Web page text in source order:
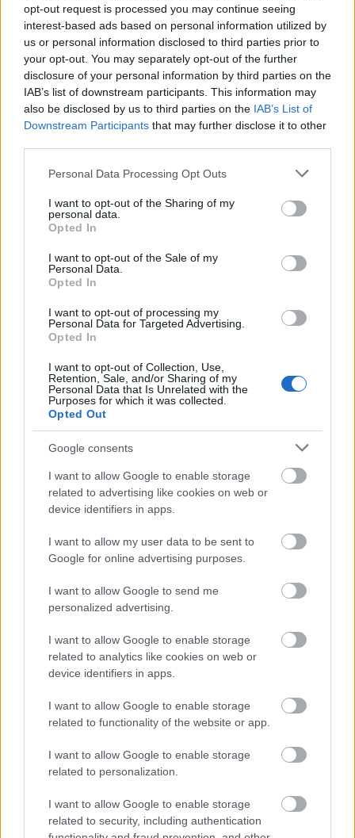
opt-out request is processed you may continue seeing
interest-based ads based on personal information utilized by
us or personal information disclosed to third parties prior to
your opt-out. You may separately opt-out of the further
disclosure of your personal information by third parties on the
IAB’s list of downstream participants. This information may
also be disclosed by us to third parties on the IAB’s List of
Downstream Participants that may further disclose it to other
Please note that this website/app uses one or more Google
not limited to your visit or usage behaviour. You may click to
grant or deny consent to Google and its third-party tags to
use your data for below specified purposes in below Google
consent section.
Personal Data Processing Opt Outs
I want to opt-out of the Sharing of my
personal data.
Opted In
I want to opt-out of the Sale of my
Personal Data.
Opted In
I want to opt-out of processing my
Personal Data for Targeted Advertising.
Opted In
I want to opt-out of Collection, Use,
Retention, Sale, and/or Sharing of my
Personal Data that Is Unrelated with the
Purposes for which it was collected.
Opted Out
Google consents
I want to allow Google to enable storage
related to advertising like cookies on web or
device identifiers in apps.
I want to allow my user data to be sent to
Google for online advertising purposes.
I want to allow Google to send me
personalized advertising.
I want to allow Google to enable storage
related to analytics like cookies on web or
device identifiers in apps.
I want to allow Google to enable storage
related to functionality of the website or app.
I want to allow Google to enable storage
related to personalization.
I want to allow Google to enable storage
related to security, including authentication
MIÉRT NINCS MINDEN MSZP.ÉS FIDESZ
TOLVAJ BÖRTÖNBEN
9 éve
@ulpius66: "1. gyurcsényi még mindig szabadlábon
van
2. Demszki szabadlábon van
3. Botka szabadlábon van "
4. geci
5. arogán
6. miszter húsz százalék
123. rezsiszilárd
124. farkasflóri
1436. voldemort
Dinkainka
9 éve
A Magyar Idők lopott pénzből üzemel, akkor Lovas
István is lopott pénzből kapja a fizetését, egy jogerős
9 éve
Dinkainka!
Azt a sziú indián törzsfőnök képét honnan szerezted?
MIÉRT NINCS MINDEN MSZP.ÉS FIDESZ
TOLVAJ BÖRTÖNBEN
@mérsékelt fegyveres lázadó (nem terrorista): Én is
jobban örülnék, ha a csúti gecit és bandáját védené.
MIÉRT NINCS MINDEN MSZP.ÉS FIDESZ